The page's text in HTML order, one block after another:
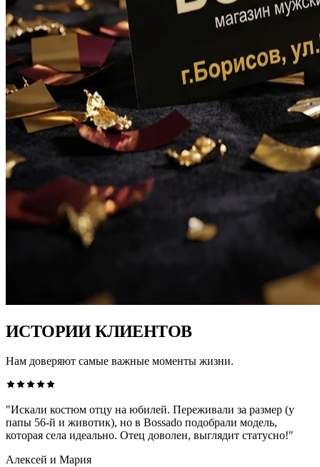
ИСТОРИИ КЛИЕНТОВ
Нам доверяют самые важные моменты жизни.
"Искали костюм отцу на юбилей. Переживали за размер (у
папы 56-й и животик), но в Bossado подобрали модель,
которая села идеально. Отец доволен, выглядит статусно!"
Алексей и Мария